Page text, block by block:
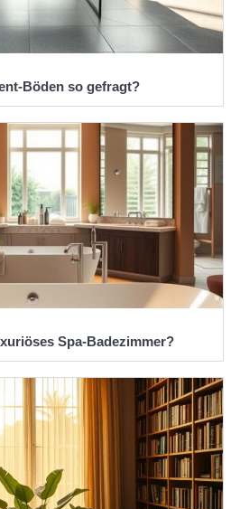
Böden so gefragt?
Spa-Badezimmer?